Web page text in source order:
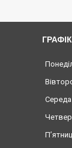
Середа
Четвер